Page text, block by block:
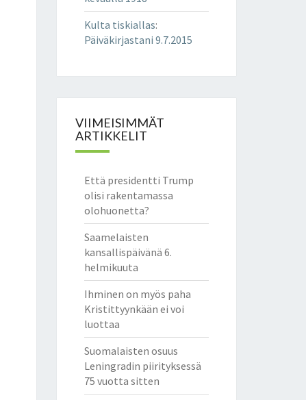
Kulta tiskiallas:
Päiväkirjastani 9.7.2015
VIIMEISIMMÄT
ARTIKKELIT
Että presidentti Trump
olisi rakentamassa
olohuonetta?
Saamelaisten
kansallispäivänä 6.
helmikuuta
Ihminen on myös paha
Kristittyynkään ei voi
luottaa
Suomalaisten osuus
Leningradin piirityksessä
75 vuotta sitten